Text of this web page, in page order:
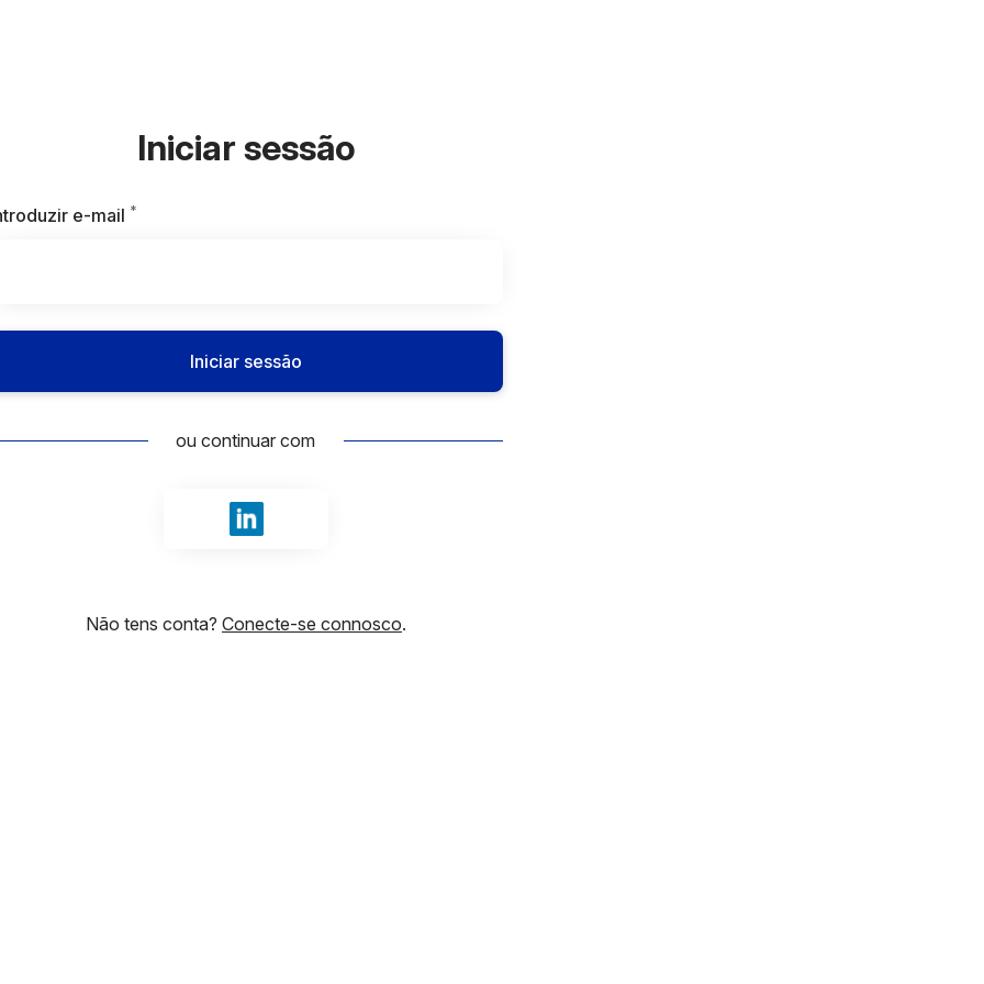
Iniciar sessão
e-mail *
Iniciar sessão
ou continuar com
Iniciar sessão com LinkedIn
Não tens conta? Conecte-se connosco.